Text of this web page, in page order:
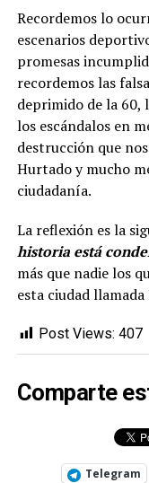
Recordemos lo
escenarios
promesas
recordemos las
deprimido de la 60,
los escándalos en
destrucción que
Hurtado y mucho
ciudadanía.
La reflexión es la
historia está
más que nadie los
esta ciudad llamada
Post Views: 407
Comparte
Telegram